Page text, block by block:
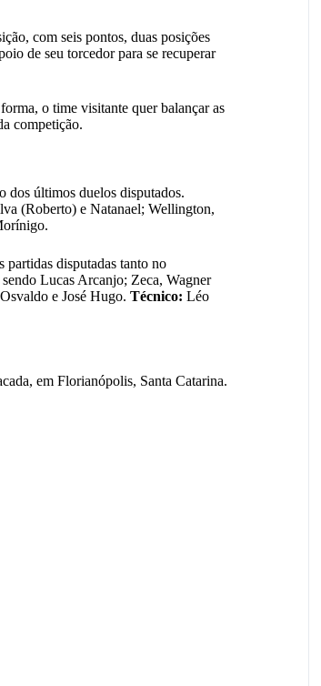
com seis pontos, duas posições
de seu torcedor para se recuperar
o time visitante quer balançar as
competição.
dos últimos duelos disputados.
(Roberto) e Natanael; Wellington,
partidas disputadas tanto no
Lucas Arcanjo; Zeca, Wagner
e José Hugo. Técnico: Léo
em Florianópolis, Santa Catarina.